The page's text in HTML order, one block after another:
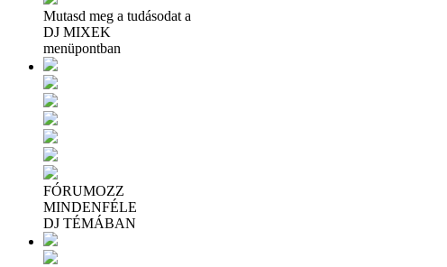
Mutasd meg a tudásodat a
DJ MIXEK
menüpontban
FÓRUMOZZ
MINDENFÉLE
DJ TÉMÁBAN